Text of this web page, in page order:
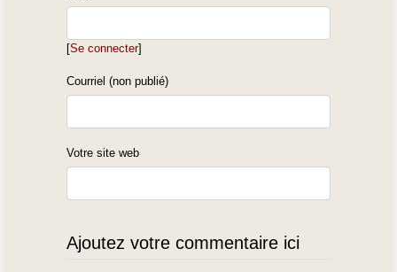
[Se connecter]
Courriel (non publié)
Votre site web
Ajoutez votre commentaire ici